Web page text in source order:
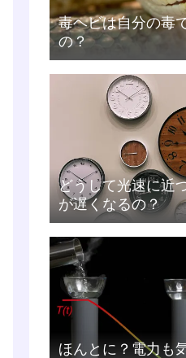
毒ヘビは自分の毒
の？
どうして光速に近
が遅くなるの？
ほんとに？電力も